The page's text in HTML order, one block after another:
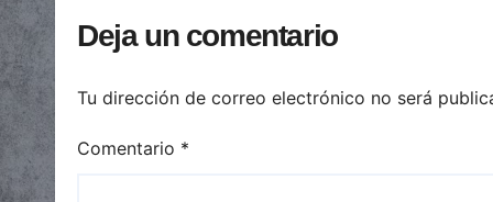
Deja un comentario
Tu dirección de correo electrónico no será
Comentario *